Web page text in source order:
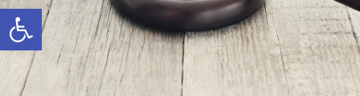
Abrir barra de herramientas